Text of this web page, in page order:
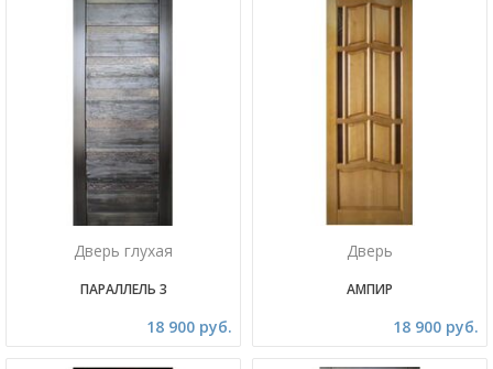
Дверь глухая
ПАРАЛЛЕЛЬ 3
18 900 руб.
Дверь
АМПИР
18 900 руб.